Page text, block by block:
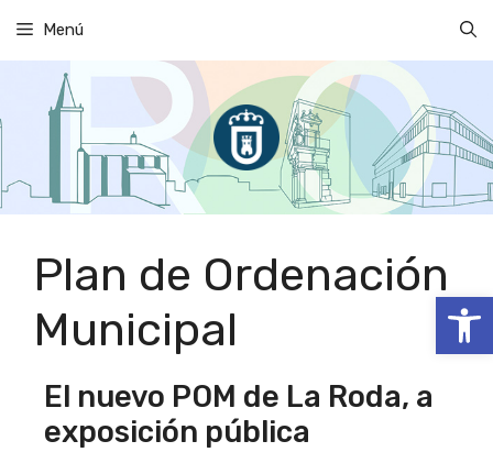
Abrir
contenido
Menú
Plan de Ordenación
Municipal
El nuevo POM de La Roda, a
exposición pública